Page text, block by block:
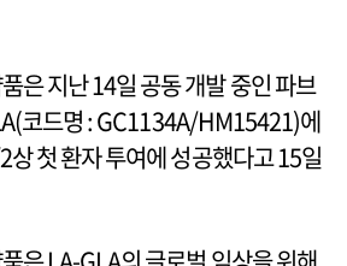
은 지난 14일 공동 개발 중인 파브
코드명 : GC1134A/HM15421)에
상 첫 환자 투여에 성공했다고 15일